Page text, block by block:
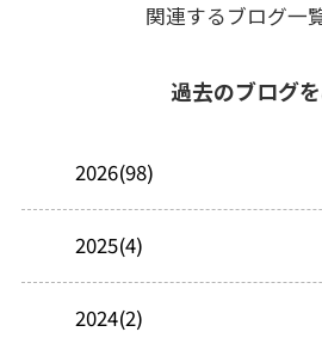
関連するブログ一
過去のブログ
2026(98)
2025(4)
2024(2)